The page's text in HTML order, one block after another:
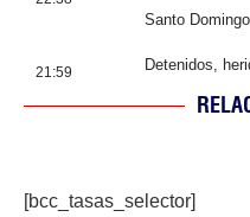
Santo
21:59 Detenidos,
[bcc_tasas_selector]